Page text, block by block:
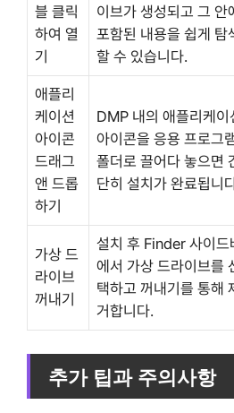
블 클릭
하여 열
기
이브가 생성되고 그 안
포함된 내용을 쉽게 탐
할 수 있습니다.
애플리
케이션
아이콘
드래그
앤 드롭
하기
DMP 내의 애플리케이
아이콘을 응용 프로그
폴더로 끌어다 놓으면
단히 설치가 완료됩니
가상 드
라이브
꺼내기
설치 후 Finder 사이드
에서 가상 드라이브를
택하고 꺼내기를 통해
거합니다.
추가 팁과 주의사항